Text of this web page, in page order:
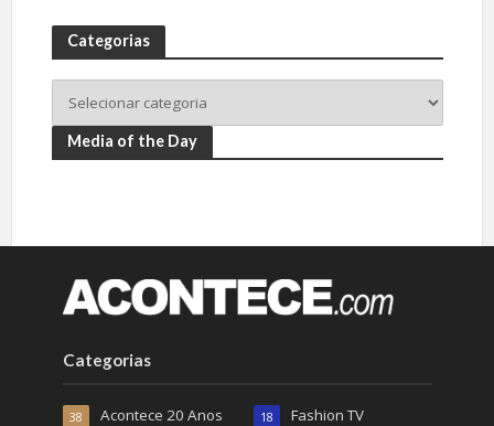
Categorias
Media of the Day
Categorias
Acontece 20 Anos
38 Fashion TV
18